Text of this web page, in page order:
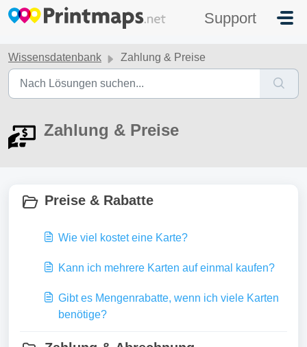
Zum hauptsächlichen Inhalt gehen
Support
Wissensdatenbank Zahlung & Preise
Zahlung & Preise
Preise & Rabatte
Wie viel kostet eine Karte?
Kann ich mehrere Karten auf einmal kaufen?
Gibt es Mengenrabatte, wenn ich viele Karten
benötige?